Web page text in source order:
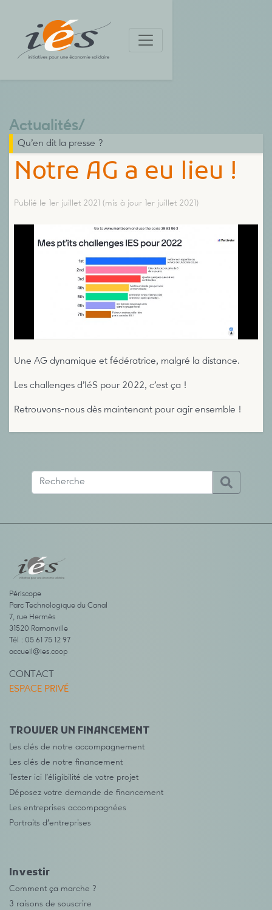
Notre AG a eu lieu !
Publié le 1er juillet 2021 (mis à jour 1er juillet 2021)
Une AG dynamique et fédératrice, malgré la distance.
Les challenges d’IéS pour 2022, c’est ça !
Retrouvons-nous dès maintenant pour agir ensemble !
Actualités/
Qu’en dit la presse ?
Périscope
Parc Technologique du Canal
7, rue Hermès
31520 Ramonville
Tél : 05 61 75 12 97
accueil@ies.coop
CONTACT
ESPACE PRIVÉ
TROUVER UN FINANCEMENT
Les clés de notre accompagnement
Les clés de notre financement
Tester ici l’éligibilité de votre projet
Déposez votre demande de financement
Les entreprises accompagnées
Portraits d’entreprises
Investir
Comment ça marche ?
3 raisons de souscrire